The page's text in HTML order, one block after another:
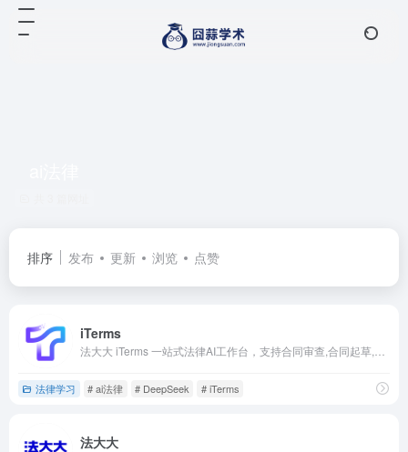
排序 发布 更新 浏览 点赞
iTerms
法律学习 # ai法律 # DeepSeek # iTerms
法大大